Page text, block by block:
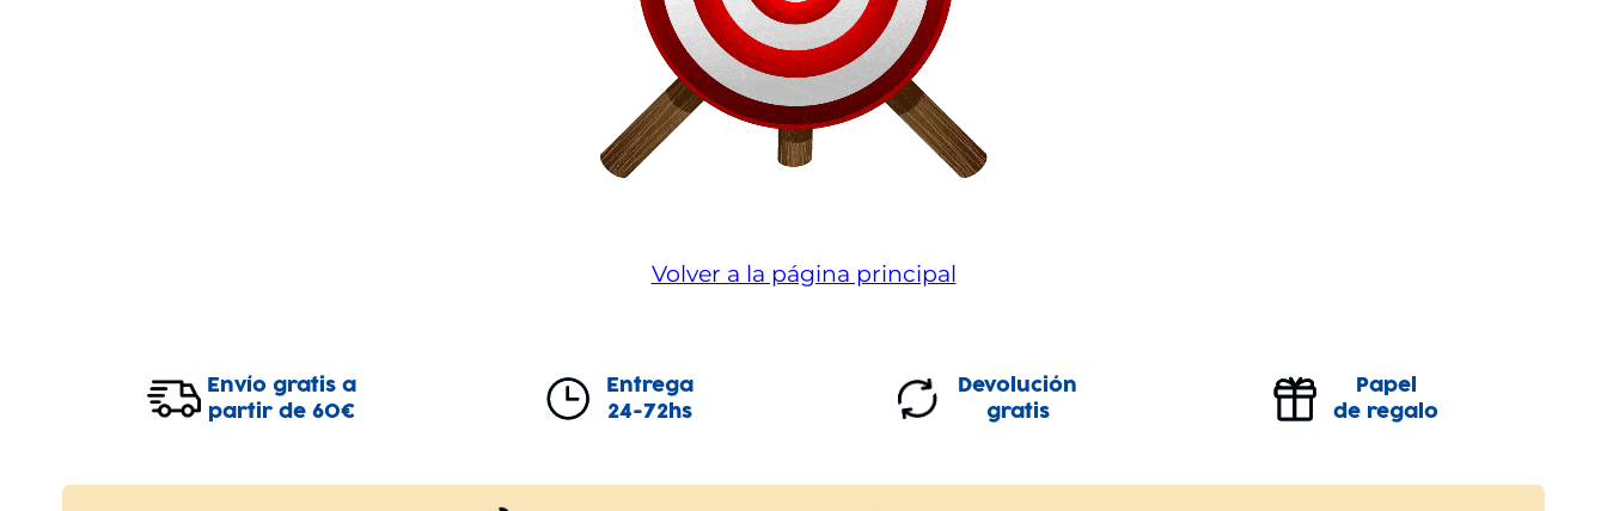
Volver a la página principal
Envío gratis a
partir de 60€
Entrega
24-72hs
Devolución
gratis
Papel
de regalo